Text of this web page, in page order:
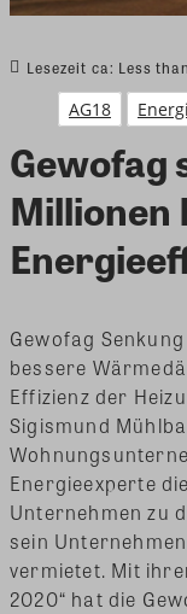
Lesezeit ca: Less
AG18
Gewofag
Millionen
Gewofag
bessere
Effizienz der
Sigismund
Energieexperte
Unternehmen zu
sein
vermietet. Mit
2020“ hat die